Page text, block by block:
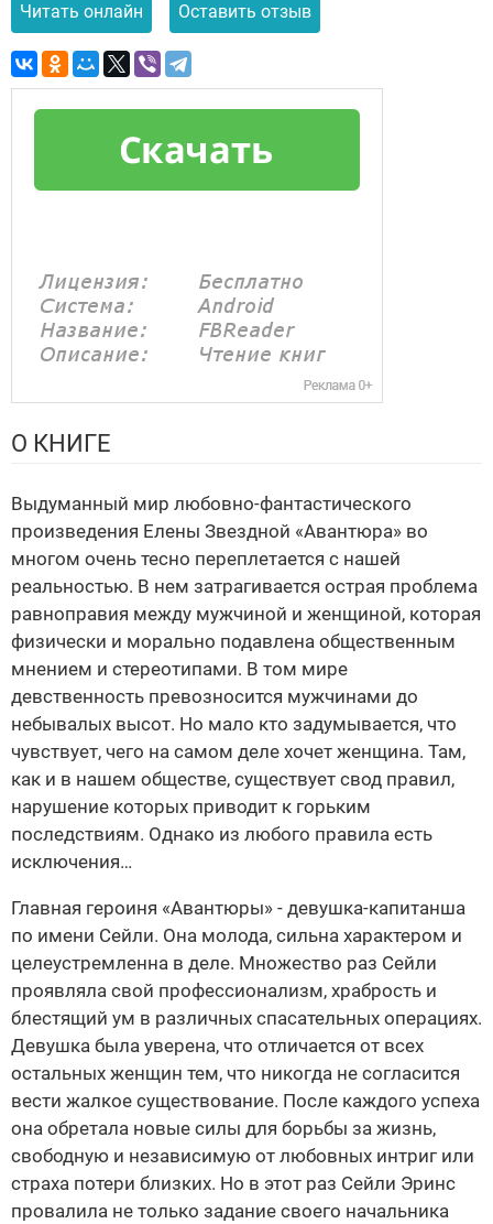
Читать онлайн Оставить отзыв
О КНИГЕ
Выдуманный мир любовно-фантастического
произведения Елены Звездной «Авантюра» во
многом очень тесно переплетается с нашей
реальностью. В нем затрагивается острая проблема
равноправия между мужчиной и женщиной, которая
физически и морально подавлена общественным
мнением и стереотипами. В том мире
девственность превозносится мужчинами до
небывалых высот. Но мало кто задумывается, что
чувствует, чего на самом деле хочет женщина. Там,
как и в нашем обществе, существует свод правил,
нарушение которых приводит к горьким
последствиям. Однако из любого правила есть
исключения…
Главная героиня «Авантюры» - девушка-капитанша
по имени Сейли. Она молода, сильна характером и
целеустремленна в деле. Множество раз Сейли
проявляла свой профессионализм, храбрость и
блестящий ум в различных спасательных операциях.
Девушка была уверена, что отличается от всех
остальных женщин тем, что никогда не согласится
вести жалкое существование. После каждого успеха
она обретала новые силы для борьбы за жизнь,
свободную и независимую от любовных интриг или
страха потери близких. Но в этот раз Сейли Эринс
провалила не только задание своего начальника